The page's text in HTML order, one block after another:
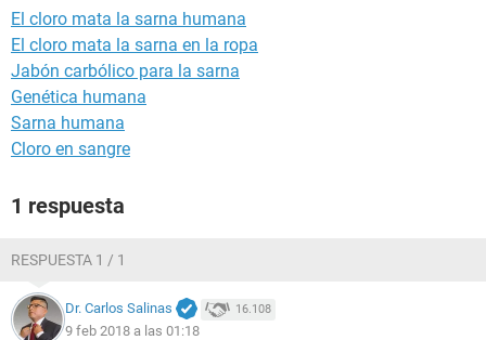
El cloro mata la sarna humana
El cloro mata la sarna en la ropa
Jabón carbólico para la sarna
Genética humana
Sarna humana
Cloro en sangre
1 respuesta
RESPUESTA 1 / 1
Dr. Carlos Salinas 16.108
9 feb 2018 a las 01:18